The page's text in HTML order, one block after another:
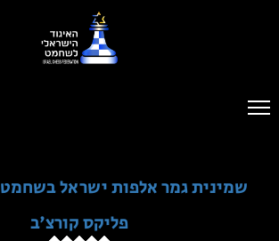
שמינית גמר אלפות ישראל בשחמט 2023-2024
פליקס קורצ'ב